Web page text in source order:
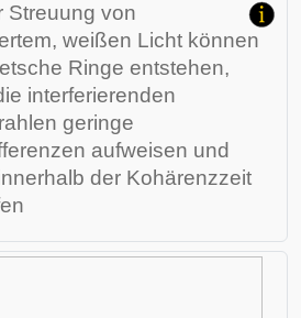
Streuung von
weißen Licht können
Ringe entstehen,
interferierenden
geringe
aufweisen und
der Kohärenzzeit